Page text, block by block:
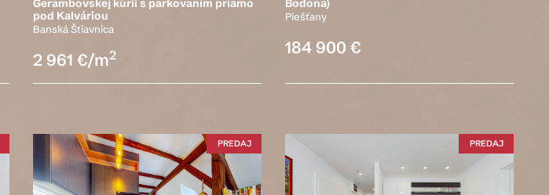
Gerambovskej kúrii s parkovaním priamo
pod Kalváriou
Banská Štiavnica
2 961 €/m2
Bodona)
Piešťany
184 900 €
PREDAJ PREDAJ